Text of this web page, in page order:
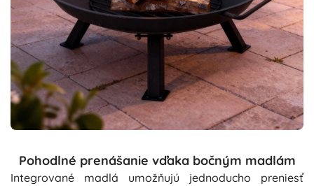
Pohodlné prenášanie vďaka bočným madlám
Integrované madlá umožňujú jednoducho preniesť